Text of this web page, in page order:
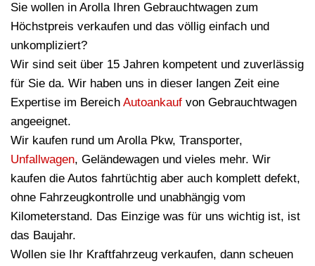
Sie wollen in Arolla Ihren Gebrauchtwagen zum
Höchstpreis verkaufen und das völlig einfach und
unkompliziert?
Wir sind seit über 15 Jahren kompetent und zuverlässig
für Sie da. Wir haben uns in dieser langen Zeit eine
Expertise im Bereich Autoankauf von Gebrauchtwagen
angeeignet.
Wir kaufen rund um Arolla Pkw, Transporter,
Unfallwagen, Geländewagen und vieles mehr. Wir
kaufen die Autos fahrtüchtig aber auch komplett defekt,
ohne Fahrzeugkontrolle und unabhängig vom
Kilometerstand. Das Einzige was für uns wichtig ist, ist
das Baujahr.
Wollen sie Ihr Kraftfahrzeug verkaufen, dann scheuen